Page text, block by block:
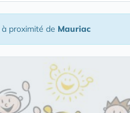
à proximité de Mauriac